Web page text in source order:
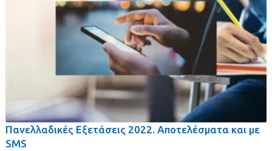
Πανελλαδικές Εξετάσεις 2022. Αποτελέσματα και με
SMS